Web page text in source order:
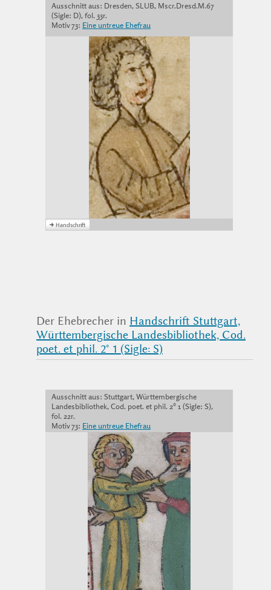
Ausschnitt aus: Dresden, SLUB, Mscr.Dresd.M.67
(Sigle: D), fol. 33r.
Motiv 73: Eine untreue Ehefrau
Der Ehebrecher in Handschrift Stuttgart,
Württembergische Landesbibliothek, Cod.
poet. et phil. 2° 1 (Sigle: S)
Ausschnitt aus: Stuttgart, Württembergische
Landesbibliothek, Cod. poet. et phil. 2° 1 (Sigle: S),
fol. 22r.
Motiv 73: Eine untreue Ehefrau